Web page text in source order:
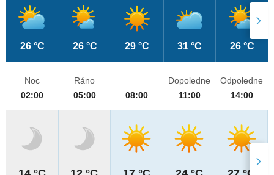
26 °C 26 °C 29 °C 31 °C 26 °C
Noc
02:00
Ráno
05:00
08:00
Dopoledne
11:00
Odpoledne
14:00